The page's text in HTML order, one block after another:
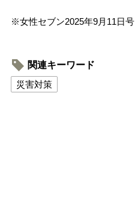
※女性セブン2025年9月11日号
関連キーワード
災害対策